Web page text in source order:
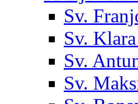
Sv.
Sv.
Sv.
Sv.